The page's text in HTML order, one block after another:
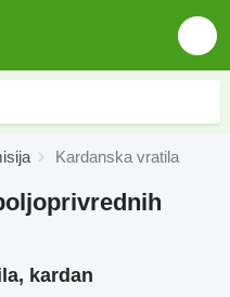
Kardanska vratila
kardan